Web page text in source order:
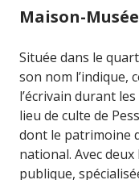
Maison-
Située dans le
son nom l’indique,
l’écrivain durant
lieu de culte de
dont le patrimoine
national. Avec
publique,